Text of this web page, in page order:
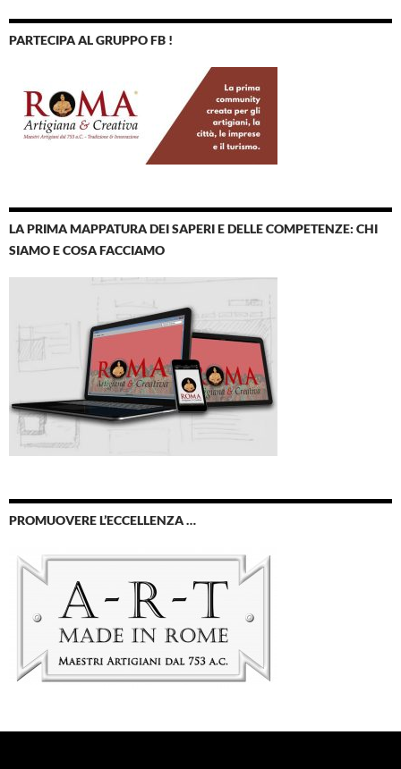
PARTECIPA AL GRUPPO FB !
LA PRIMA MAPPATURA DEI SAPERI E DELLE COMPETENZE: CHI
SIAMO E COSA FACCIAMO
PROMUOVERE L’ECCELLENZA …